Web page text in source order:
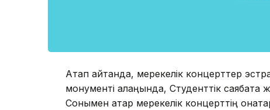
Атап айтқанда, мерекелік концерттер
монументі алаңында, Студенттік
Сонымен қатар мерекелік концерттің